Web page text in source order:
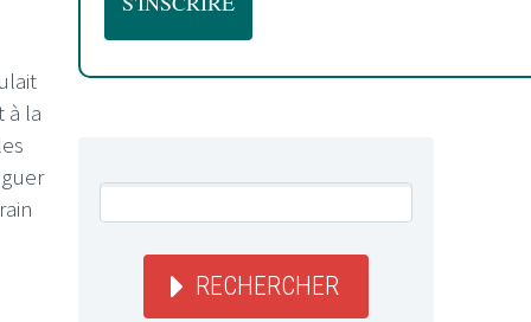
à la
RECHERCHER